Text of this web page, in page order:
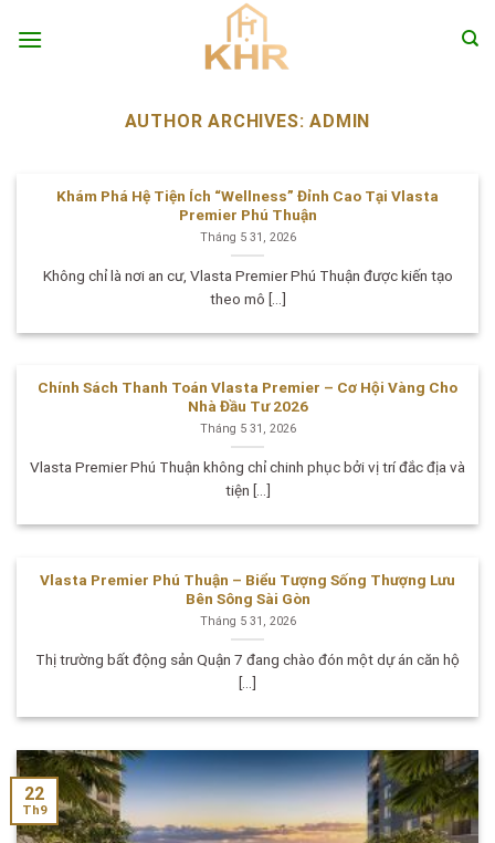
AUTHOR ARCHIVES:ADMIN
Khám Phá Hệ Tiện Ích “Wellness” Đỉnh Cao Tại Vlasta
Premier Phú Thuận
Tháng 5 31, 2026
Không chỉ là nơi an cư, Vlasta Premier Phú Thuận được kiến tạo
theo mô [...]
Chính Sách Thanh Toán Vlasta Premier – Cơ Hội Vàng Cho
Nhà Đầu Tư 2026
Tháng 5 31, 2026
Vlasta Premier Phú Thuận không chỉ chinh phục bởi vị trí đắc địa và
tiện [...]
Vlasta Premier Phú Thuận – Biểu Tượng Sống Thượng Lưu
Bên Sông Sài Gòn
Tháng 5 31, 2026
Thị trường bất động sản Quận 7 đang chào đón một dự án căn hộ
[...]
22
Th9